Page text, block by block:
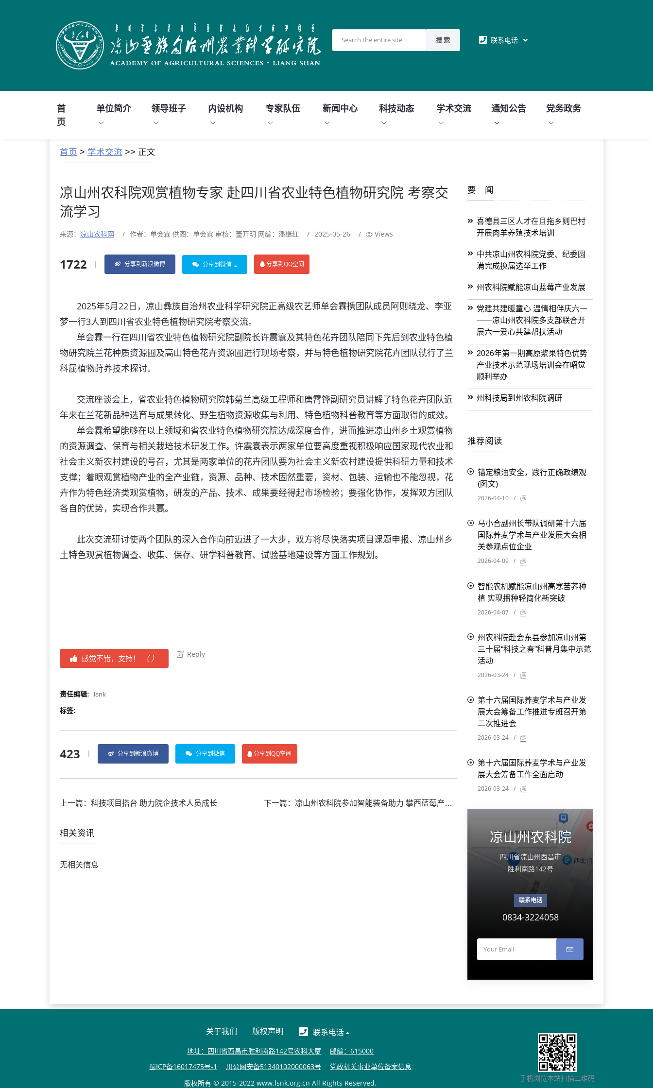
搜 索 联系电话
首
页
单位简介 领导班子 内设机构 专家队伍 新闻中心 科技动态 学术交流 通知公告 党务政务
首页 > 学术交流 >> 正文
凉山州农科院观赏植物专家 赴四川省农业特色植物研究院 考察交
流学习
来源： 凉山农科网 / 作者：单会霖 供图：单会霖 审核：董开明 网编：潘继红 / 2025-05-26 / Views
1722 | 分享到新浪微博 分享到微信 分享到QQ空间
2025年5月22日，凉山彝族自治州农业科学研究院正高级农艺师单会霖携团队成员阿则晓龙、李亚
梦一行3人到四川省农业特色植物研究院考察交流。
单会霖一行在四川省农业特色植物研究院副院长许震寰及其特色花卉团队陪同下先后到农业特色植
物研究院兰花种质资源圃及高山特色花卉资源圃进行现场考察，并与特色植物研究院花卉团队就行了兰
科属植物莳养技术探讨。
交流座谈会上，省农业特色植物研究院韩菊兰高级工程师和唐霄铧副研究员讲解了特色花卉团队近
年来在兰花新品种选育与成果转化、野生植物资源收集与利用、特色植物科普教育等方面取得的成效。
单会霖希望能够在以上领域和省农业特色植物研究院达成深度合作，进而推进凉山州乡土观赏植物
的资源调查、保育与相关栽培技术研发工作。许震寰表示两家单位要高度重视积极响应国家现代农业和
社会主义新农村建设的号召，尤其是两家单位的花卉团队要为社会主义新农村建设提供科研力量和技术
支撑；着眼观赏植物产业的全产业链，资源、品种、技术固然重要，资材、包装、运输也不能忽视，花
卉作为特色经济类观赏植物，研发的产品、技术、成果要经得起市场检验；要强化协作，发挥双方团队
各自的优势，实现合作共赢。
此次交流研讨使两个团队的深入合作向前迈进了一大步，双方将尽快落实项目课题申报、凉山州乡
土特色观赏植物调查、收集、保存、研学科普教育、试验基地建设等方面工作规划。
感觉不错，支持！ （） Reply
责任编辑: lsnk
标签:
423 | 分享到新浪微博 分享到微信 分享到QQ空间
上一篇： 科技项目搭台 助力院企技术人员成长 下一篇： 凉山州农科院参加智能装备助力 攀西蓝莓产业高质量发展 暨蓝莓技术交流大会
相关资讯
无相关信息
要 闻
喜德县三区人才在且拖乡则巴村
开展肉羊养殖技术培训
中共凉山州农科院党委、纪委圆
满完成换届选举工作
州农科院赋能凉山蓝莓产业发展
党建共建暖童心 温情相伴庆六一
——凉山州农科院多支部联合开
展六一爱心共建帮扶活动
2026年第一期高原浆果特色优势
产业技术示范现场培训会在昭觉
顺利举办
州科技局到州农科院调研
推荐阅读
锚定粮油安全，践行正确政绩观
(图文)
2026-04-10
/
马小合副州长带队调研第十六届
国际荞麦学术与产业发展大会相
关参观点位企业
2026-04-09
/
智能农机赋能凉山州高寒苦荞种
植 实现播种轻简化新突破
2026-04-07
/
州农科院赴会东县参加凉山州第
三十届“科技之春”科普月集中示范
活动
2026-03-24
/
第十六届国际荞麦学术与产业发
展大会筹备工作推进专班召开第
二次推进会
2026-03-24
/
第十六届国际荞麦学术与产业发
展大会筹备工作全面启动
2026-03-24
/
凉山州农科院
四川省凉山州西昌市
胜利南路142号
联系电话
0834-3224058
关于我们 版权声明 联系电话
地址：四川省西昌市胜利南路142号农科大厦
邮编：615000
蜀ICP备16017475号-1
川公网安备51340102000063号
党政机关事业单位备案信息
版权所有 © 2015-2022 www.lsnk.org.cn All Rights Reserved.
手机浏览本站扫描二维码